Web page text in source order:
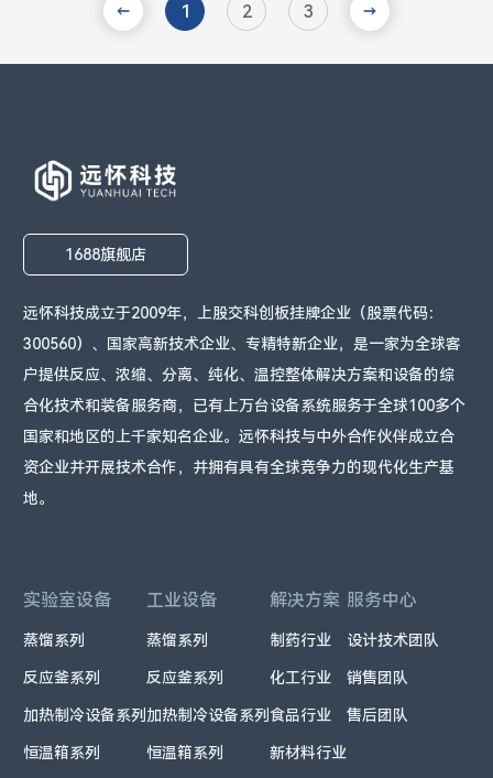
1 2 3
1688旗舰店
远怀科技成立于2009年，上股交科创板挂牌企业（股票代码：
300560）、国家高新技术企业、专精特新企业，是一家为全球客
户提供反应、浓缩、分离、纯化、温控整体解决方案和设备的综
合化技术和装备服务商，已有上万台设备系统服务于全球100多个
国家和地区的上千家知名企业。远怀科技与中外合作伙伴成立合
资企业并开展技术合作，并拥有具有全球竞争力的现代化生产基
地。
实验室设备
蒸馏系列
反应釜系列
加热制冷设备系列
恒温箱系列
工业设备
蒸馏系列
反应釜系列
加热制冷设备系列
恒温箱系列
解决方案
制药行业
化工行业
食品行业
新材料行业
服务中心
设计技术团队
销售团队
售后团队